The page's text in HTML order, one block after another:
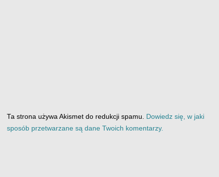
Ta strona używa Akismet do redukcji spamu. Dowiedz się, w jaki
sposób przetwarzane są dane Twoich komentarzy.